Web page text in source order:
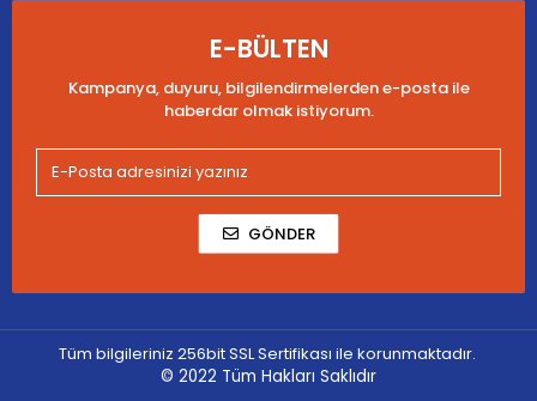
E-BÜLTEN
Kampanya, duyuru, bilgilendirmelerden e-posta ile
haberdar olmak istiyorum.
GÖNDER
Tüm bilgileriniz 256bit SSL Sertifikası ile korunmaktadır.
© 2022 Tüm Hakları Saklıdır